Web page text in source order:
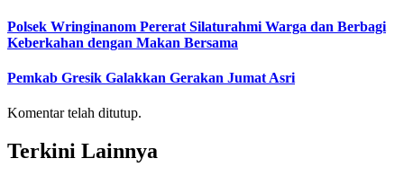
Polsek Wringinanom Pererat Silaturahmi Warga dan Berbagi
Keberkahan dengan Makan Bersama
Pemkab Gresik Galakkan Gerakan Jumat Asri
Komentar telah ditutup.
Terkini Lainnya